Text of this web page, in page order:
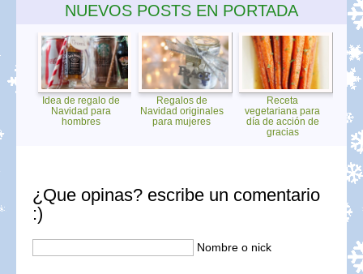
NUEVOS POSTS EN PORTADA
Idea de regalo de
Navidad para
hombres
Regalos de
Navidad originales
para mujeres
Receta
vegetariana para
día de acción de
gracias
¿Que opinas? escribe un comentario
:)
Nombre o nick